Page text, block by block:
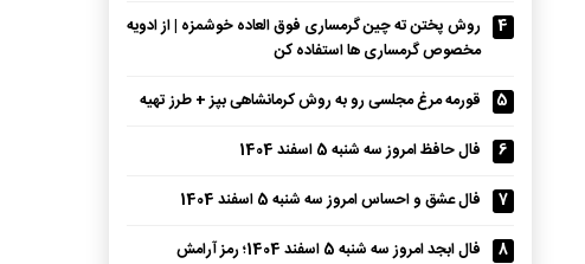
4
روش پختن ته چین گرمساری فوق العاده خوشمزه | از ادویه
مخصوص گرمساری ها استفاده کن
5
قورمه مرغ مجلسی رو به روش کرمانشاهی بپز + طرز تهیه
6
فال حافظ امروز سه شنبه 5 اسفند 1404
7
فال عشق و احساس امروز سه شنبه 5 اسفند 1404
8
فال ابجد امروز سه شنبه 5 اسفند 1404؛ رمز آرامش